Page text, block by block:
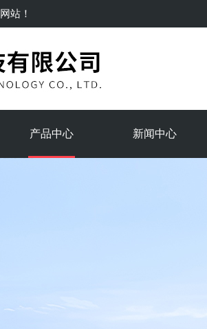
网站！
产品中心 新闻中心